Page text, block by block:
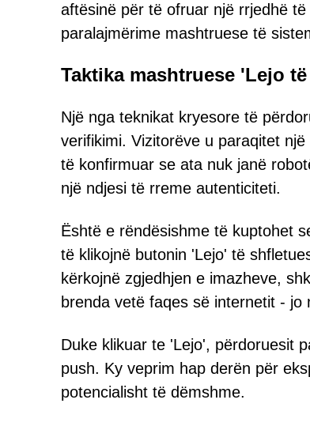
aftësinë për të ofruar një rrjedhë
paralajmërime mashtruese të
Taktika mashtruese 'Lejo
Një nga teknikat kryesore të
verifikimi. Vizitorëve u paraqitet
të konfirmuar se ata nuk janë
një ndjesi të rreme autenticiteti.
Është e rëndësishme të kuptohet
të klikojnë butonin 'Lejo' të
kërkojnë zgjedhjen e imazheve,
brenda vetë faqes së internetit -
Duke klikuar te 'Lejo', përdoruesit
push. Ky veprim hap derën për
potencialisht të dëmshme.